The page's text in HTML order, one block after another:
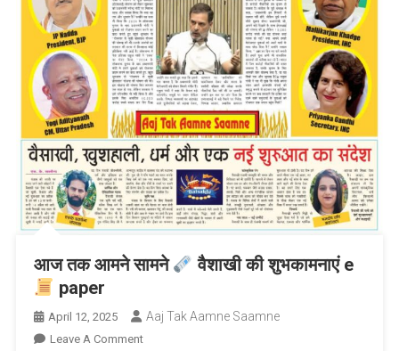
आज तक आमने सामने
वैशाखी की शुभकामनाएं e
paper
April 12, 2025 Aaj Tak Aamne Saamne
Leave A CommentOn